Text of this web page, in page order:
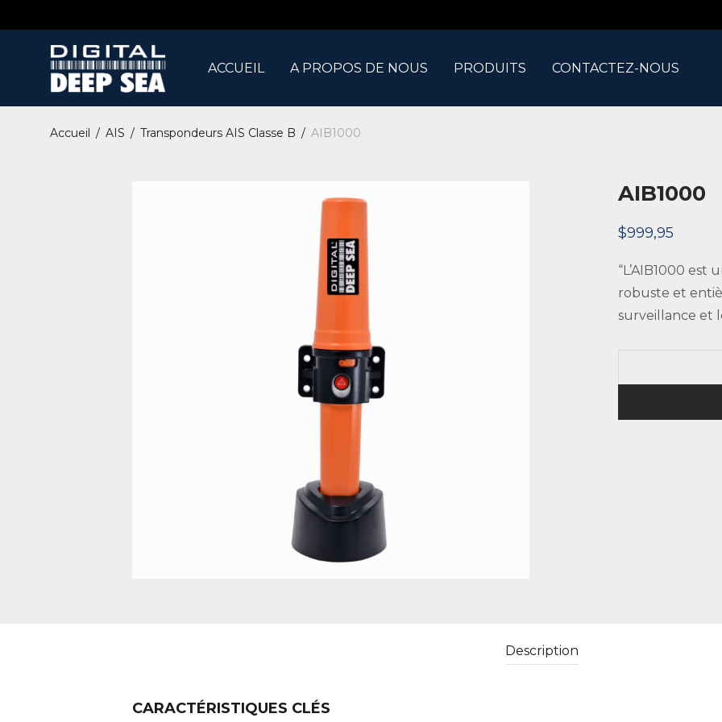
ACCUEIL A PROPOS DE NOUS PRODUITS CONTACTEZ-NOUS
Accueil / AIS / Transpondeurs AIS Classe B / AIB1000
AIB1000
$999,95
“L’AIB1000 est
robuste et
surveillance et
Description
CARACTÉRISTIQUES CLÉS